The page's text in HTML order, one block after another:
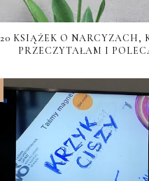
20 KSIĄŻEK O NARCYZACH,
PRZECZYTAŁAM I